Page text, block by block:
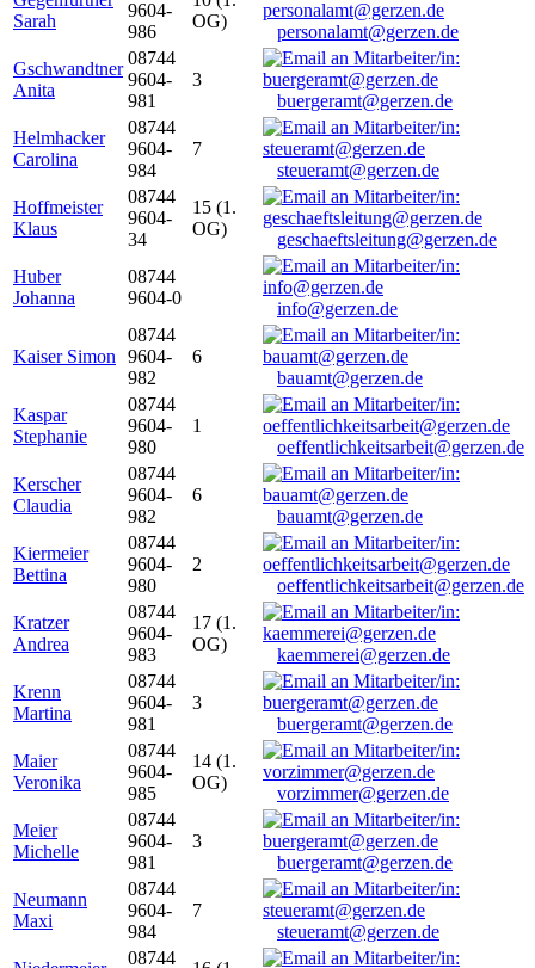
Sarah
9604-
986
OG)
personalamt@gerzen.de
Gschwandtner
Anita
08744
9604-
981
3
buergeramt@gerzen.de
Helmhacker
Carolina
08744
9604-
984
7
steueramt@gerzen.de
Hoffmeister
Klaus
08744
9604-
34
15 (1.
OG)
geschaeftsleitung@gerzen.de
Huber
Johanna
08744
9604-0
info@gerzen.de
Kaiser Simon
08744
9604-
982
6
bauamt@gerzen.de
Kaspar
Stephanie
08744
9604-
980
1
oeffentlichkeitsarbeit@gerzen.de
Kerscher
Claudia
08744
9604-
982
6
bauamt@gerzen.de
Kiermeier
Bettina
08744
9604-
980
2
oeffentlichkeitsarbeit@gerzen.de
Kratzer
Andrea
08744
9604-
983
17 (1.
OG)
kaemmerei@gerzen.de
Krenn
Martina
08744
9604-
981
3
buergeramt@gerzen.de
Maier
Veronika
08744
9604-
985
14 (1.
OG)
vorzimmer@gerzen.de
Meier
Michelle
08744
9604-
981
3
buergeramt@gerzen.de
Neumann
Maxi
08744
9604-
984
7
steueramt@gerzen.de
08744